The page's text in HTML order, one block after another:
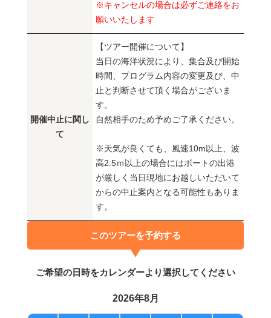
※キャンセルの場合は必ずご連絡をお
願いいたします
開催中止に関し
て
【ツアー開催について】
当日の海洋状況により、集合及び開始
時間、プログラム内容の変更及び、中
止と判断させて頂く場合がございま
す。
自然相手のため予めご了承ください。
※天気が良くても、風速10m以上、波
高2.5ｍ以上の場合にはボートの出港
が厳しく当日現地にお越しいただいて
からの中止案内となる可能性もありま
す。
このツアーを予約する
ご希望の日時をカレンダーより選択してください
2026年8月